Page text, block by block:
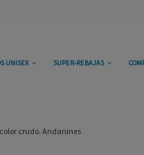
UNISEX SUPER-REBAJAS
crudo. Andanines